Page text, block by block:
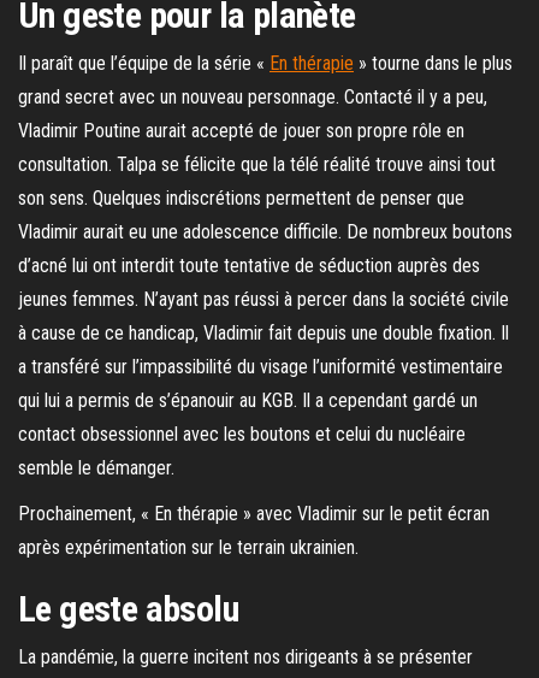
Un geste pour la planète
Il paraît que l’équipe de la série « En thérapie » tourne dans le plus
grand secret avec un nouveau personnage. Contacté il y a peu,
Vladimir Poutine aurait accepté de jouer son propre rôle en
consultation. Talpa se félicite que la télé réalité trouve ainsi tout
son sens. Quelques indiscrétions permettent de penser que
Vladimir aurait eu une adolescence difficile. De nombreux boutons
d’acné lui ont interdit toute tentative de séduction auprès des
jeunes femmes. N’ayant pas réussi à percer dans la société civile
à cause de ce handicap, Vladimir fait depuis une double fixation. Il
a transféré sur l’impassibilité du visage l’uniformité vestimentaire
qui lui a permis de s’épanouir au KGB. Il a cependant gardé un
contact obsessionnel avec les boutons et celui du nucléaire
semble le démanger.
Prochainement, « En thérapie » avec Vladimir sur le petit écran
après expérimentation sur le terrain ukrainien.
Le geste absolu
La pandémie, la guerre incitent nos dirigeants à se présenter